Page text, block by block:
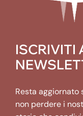
ISCRIVITI
Resta aggiornato
non perdere i